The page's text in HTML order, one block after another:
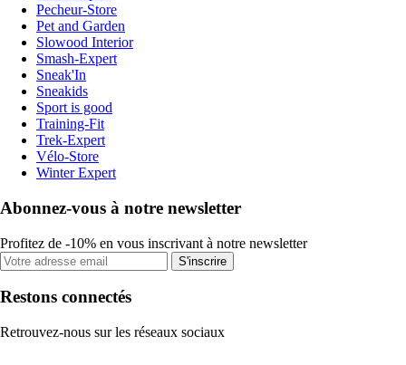
Pecheur-Store
Pet and Garden
Slowood Interior
Smash-Expert
Sneak'In
Sneakids
Sport is good
Training-Fit
Trek-Expert
Vélo-Store
Winter Expert
Abonnez-vous à notre newsletter
Profitez de -10% en vous inscrivant à notre newsletter
S'inscrire
Restons connectés
Retrouvez-nous sur les réseaux sociaux